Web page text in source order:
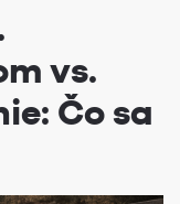
vs.
Čo sa